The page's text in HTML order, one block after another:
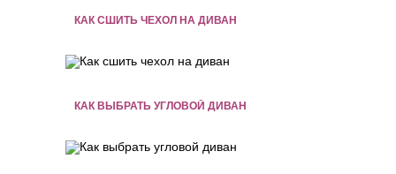
КАК СШИТЬ ЧЕХОЛ НА ДИВАН
КАК ВЫБРАТЬ УГЛОВОЙ ДИВАН